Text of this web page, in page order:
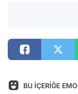
BU İÇERİĞE